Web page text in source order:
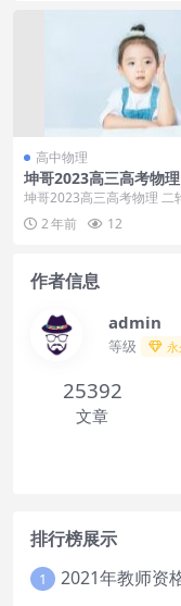
高中物理
坤哥2023高三高考物
寒假班
坤哥2023高三高考物理 二
目录：二轮寒假班：直播课
与运动1:...
2 年前 12
作者信息
admin
等级
25392
文章
排行榜展示
1